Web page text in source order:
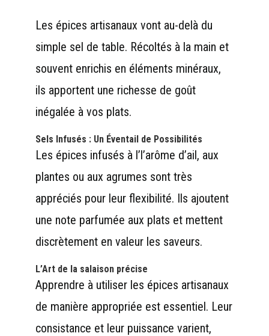
Les épices artisanaux vont au-delà du
simple sel de table. Récoltés à la main et
souvent enrichis en éléments minéraux,
ils apportent une richesse de goût
inégalée à vos plats.
Sels Infusés : Un Éventail de Possibilités
Les épices infusés à l’l’arôme d’ail, aux
plantes ou aux agrumes sont très
appréciés pour leur flexibilité. Ils ajoutent
une note parfumée aux plats et mettent
discrètement en valeur les saveurs.
L’Art de la salaison précise
Apprendre à utiliser les épices artisanaux
de manière appropriée est essentiel. Leur
consistance et leur puissance varient,